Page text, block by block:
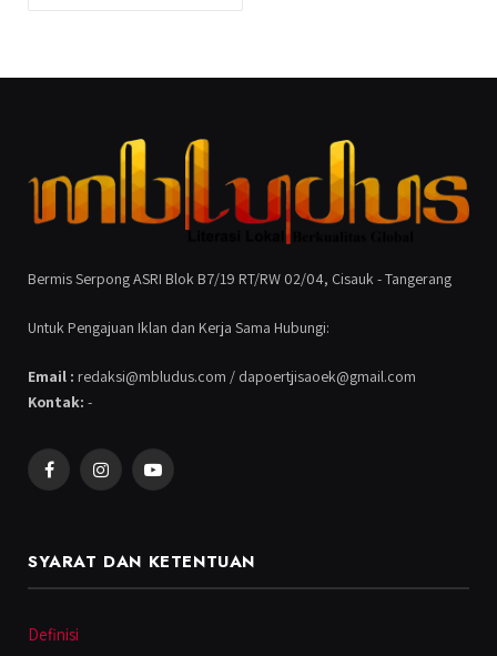
Bermis Serpong ASRI Blok B7/19 RT/RW 02/04, Cisauk - Tangerang
Untuk Pengajuan Iklan dan Kerja Sama Hubungi:
Email : redaksi@mbludus.com / dapoertjisaoek@gmail.com
Kontak: -
FacebookInstagramYouTube
SYARAT DAN KETENTUAN
Definisi